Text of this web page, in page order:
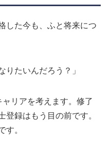
した今も、ふと将来につ
りたいんだろう？」
リアを考えます。修了
登録はもう目の前です。
す。